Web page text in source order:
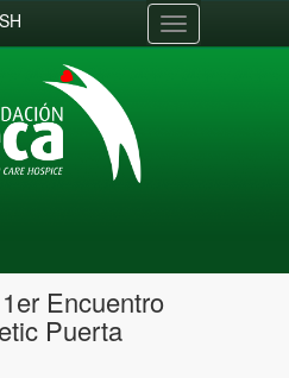
Toggle
navigation
Encuentro
Puerta